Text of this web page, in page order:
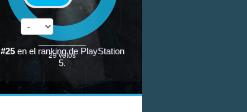
29votos
#25en el ranking de PlayStation
5.